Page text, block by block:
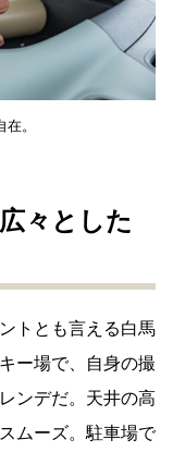
。
々とした
トとも言える白馬
ー場で、自身の撮
ンデだ。天井の高
ムーズ。駐車場で